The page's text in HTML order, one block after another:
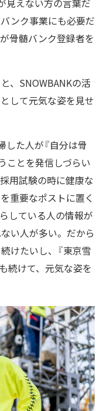
ンク事業にも必要だ
骨髄バンク登録者を
、SNOWBANKの活
して元気な姿を見せ
した人が『自分は骨
ことを発信しづらい
用試験の時に健康な
重要なポストに置く
している人の情報が
い人が多い。だから
けたいし、『東京雪
続けて、元気な姿を